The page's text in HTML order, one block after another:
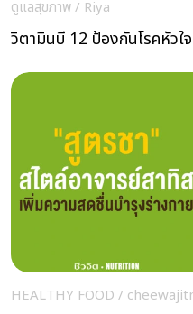
ดูแลสุขภาพ/ Riya
วิตามินบี 12 ป้องกันโรคหัว
HEALTHY FOOD /